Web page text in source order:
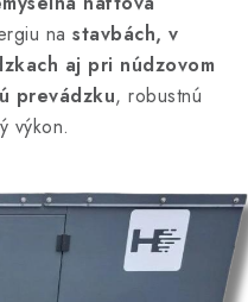
na stavbách, v
aj pri núdzovom
prevádzku, robustnú
výkon.